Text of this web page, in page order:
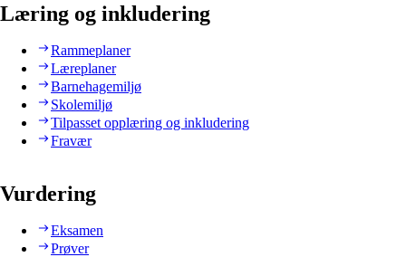
Læring og inkludering
Rammeplaner
Læreplaner
Barnehagemiljø
Skolemiljø
Tilpasset opplæring og inkludering
Fravær
Vurdering
Eksamen
Prøver